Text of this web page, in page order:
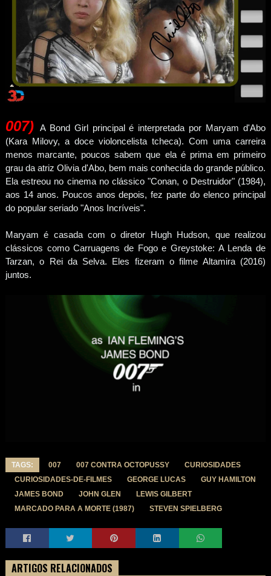
007) A Bond Girl principal é interpretada por Maryam d'Abo
(Kara Milovy, a doce violoncelista tcheca). Com uma carreira
menos marcante, poucos sabem que ela é prima em primeiro
grau da atriz Olivia d'Abo, bem mais conhecida do grande público.
Ela estreou no cinema no clássico "Conan, o Destruidor" (1984),
aos 14 anos. Poucos anos depois, fez parte do elenco principal
do popular seriado "Anos Incríveis".
Maryam é casada com o diretor Hugh Hudson, que realizou
clássicos como Carruagens de Fogo e Greystoke: A Lenda de
Tarzan, o Rei da Selva. Eles fizeram o filme Altamira (2016)
juntos.
TAGS: 007 007 CONTRA OCTOPUSSY
CURIOSIDADES
CURIOSIDADES-DE-FILMES
GEORGE LUCAS
GUY HAMILTON
JAMES BOND
JOHN GLEN
LEWIS GILBERT
MARCADO PARA A MORTE (1987)
STEVEN SPIELBERG
ARTIGOS RELACIONADOS